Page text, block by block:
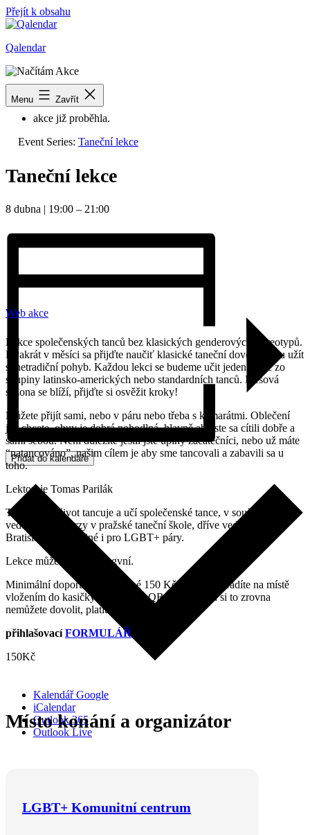
Přejít k obsahu
Qalendar
Menu Zavřít
« Všechny Akce
akce již proběhla.
Event Series: Taneční lekce
Taneční lekce
8 dubna 19:00 – 21:00
Přidat do kalendáře
Kalendář Google
iCalendar
Outlook 365
Outlook Live
Web akce
Lekce společenských tanců bez klasických genderových stereotypů.
Dvakrát v měsíci sa přijďte naučiť klasické taneční dovednosti u užít
si netradiční pohyb. Každou lekci se budeme učit jeden tanec zo
skupiny latinsko-amerických nebo standardních tanců. Plesová
sezona se blíží, přijďte si osvěžit kroky!
Můžete přijít sami, nebo v páru nebo třeba s kamarátmi. Oblečení
jak chcete, obuv je dobrá pohodlná, hlavně aby ste sa cítili dobře a
sami sebou. Není důležité jestli jste úplný začátečníci, nebo už máte
“natancováno”, našim cílem je aby sme tancovali a zabavili sa u
toho.
Lektoruje Tomas Parilák
Tomáš celý život tancuje a učí společenské tance, v současné době
vede taneční kurzy v pražské taneční škole, dříve vedl kurzy v
Bratislavě, mimo jiné i pro LGBT+ páry.
Lekce může být i v bilingvní.
Minimální doporučené vstupné 150 Kč za lekci uhradíte na místě
vložením do kasičky nebo skrze QR kód. Pokud si to zrovna
nemůžete dovolit, platit nemusíte.
přihlašovacíFORMULÁŘ
150Kč
Místo konání a organizátor
LGBT+ Komunitní centrum